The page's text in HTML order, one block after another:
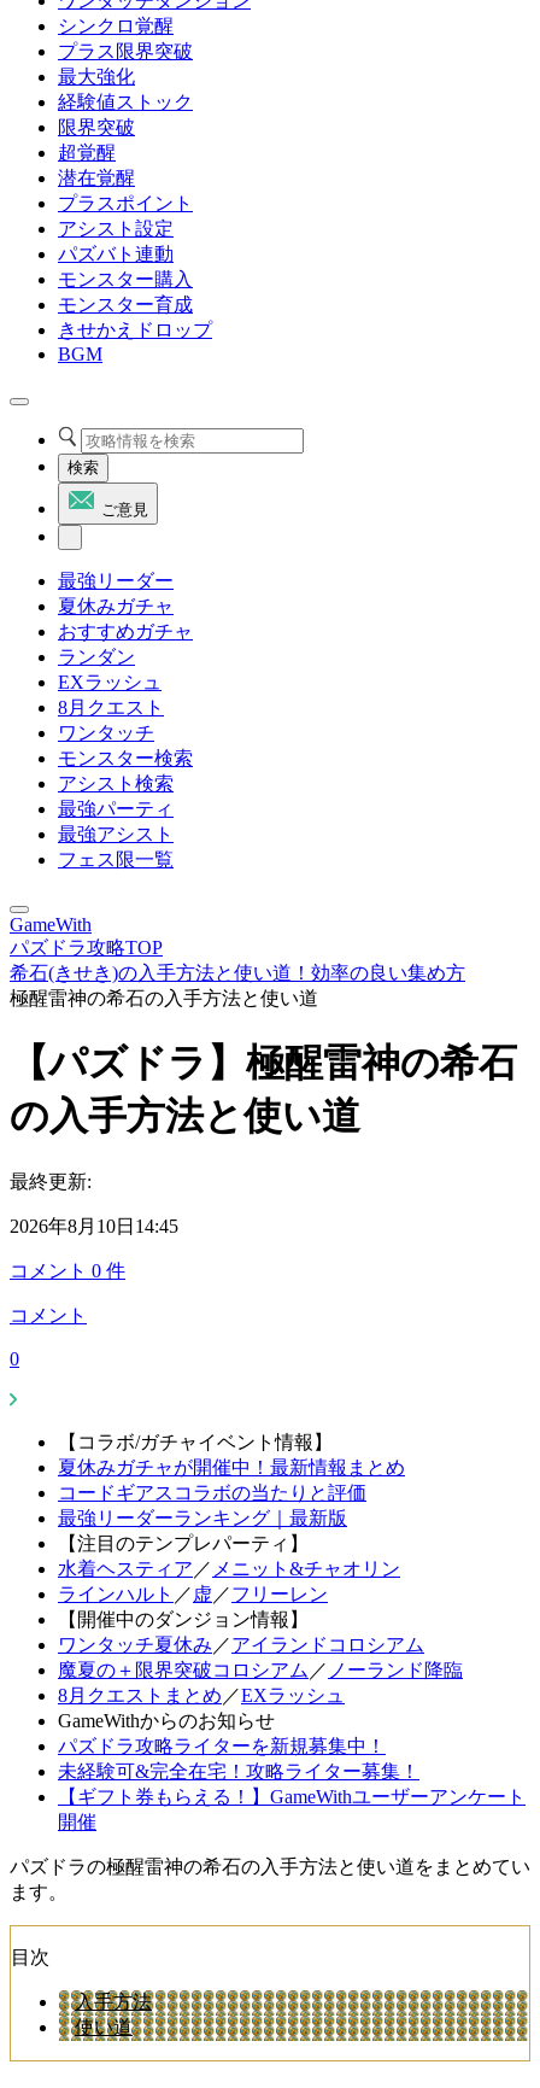
シンクロ覚醒
プラス限界突破
最大強化
経験値ストック
限界突破
超覚醒
潜在覚醒
プラスポイント
アシスト設定
パズバト連動
モンスター購入
モンスター育成
きせかえドロップ
BGM
検索
ご意見
最強リーダー
夏休みガチャ
おすすめガチャ
ランダン
EXラッシュ
8月クエスト
ワンタッチ
モンスター検索
アシスト検索
最強パーティ
最強アシスト
フェス限一覧
GameWith
パズドラ攻略TOP
希石(きせき)の入手方法と使い道！効率の良い集め方
極醒雷神の希石の入手方法と使い道
【パズドラ】極醒雷神の希石
の入手方法と使い道
最終更新:
2026年8月10日14:45
コメント 0 件
コメント
0
【コラボ/ガチャイベント情報】
夏休みガチャが開催中！最新情報まとめ
コードギアスコラボの当たりと評価
最強リーダーランキング｜最新版
【注目のテンプレパーティ】
水着ヘスティア ／ メニット&チャオリン
ラインハルト ／ 虚 ／フリーレン
【開催中のダンジョン情報】
ワンタッチ夏休み ／アイランドコロシアム
魔夏の＋限界突破コロシアム ／ ノーランド降臨
8月クエストまとめ ／EXラッシュ
GameWithからのお知らせ
パズドラ攻略ライターを新規募集中！
未経験可&完全在宅！攻略ライター募集！
【ギフト券もらえる！】GameWithユーザーアンケート
開催
パズドラの極醒雷神の希石の入手方法と使い道をまとめてい
ます。
目次
入手方法
使い道